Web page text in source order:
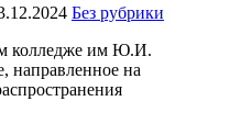
Без рубрики
колледже им Ю.И.
направленное на